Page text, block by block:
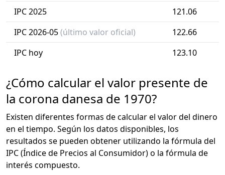
IPC 2025
121.06
IPC 2026-05(último valor oficial)
122.66
IPC hoy
123.10
¿Cómo calcular el valor presente de
la corona danesa de 1970?
Existen diferentes formas de calcular el valor del dinero
en el tiempo. Según los datos disponibles, los
resultados se pueden obtener utilizando la fórmula del
IPC (Índice de Precios al Consumidor) o la fórmula de
interés compuesto.